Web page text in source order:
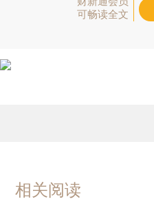
可畅读全文
相关阅读